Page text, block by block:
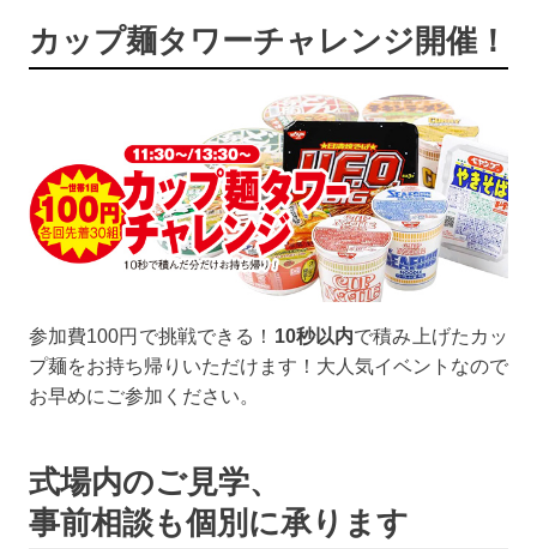
カップ麺タワーチャレンジ開催！
参加費100円で挑戦できる！ 10秒以内で積み上げたカッ
プ麺をお持ち帰りいただけます！大人気イベントなので
お早めにご参加ください。
式場内のご見学、
事前相談も個別に承ります